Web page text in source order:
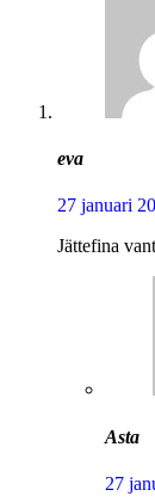
eva
27 januari
Jättefina
Asta
27